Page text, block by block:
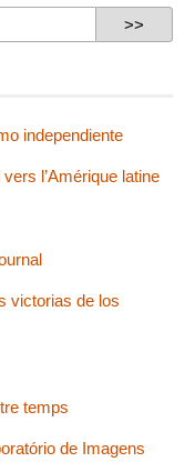
independiente
l’Amérique latine
victorias de los
temps
de Imagens